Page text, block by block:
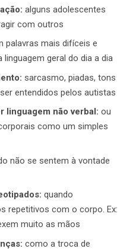
alguns adolescentes
com outros
palavras mais difíceis e
geral do dia a dia
sarcasmo, piadas, tons
entendidos pelos autistas
linguagem não verbal: ou
como um simples
não se sentem à vontade
quando
repetitivos com o corpo. Ex:
muito as mãos
como a troca de